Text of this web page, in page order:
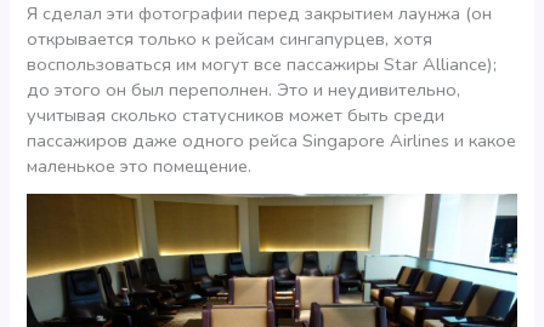
Я сделал эти фотографии перед закрытием лаунжа (он
открывается только к рейсам сингапурцев, хотя
воспользоваться им могут все пассажиры Star Alliance);
до этого он был переполнен. Это и неудивительно,
учитывая сколько статусников может быть среди
пассажиров даже одного рейса Singapore Airlines и какое
маленькое это помещение.